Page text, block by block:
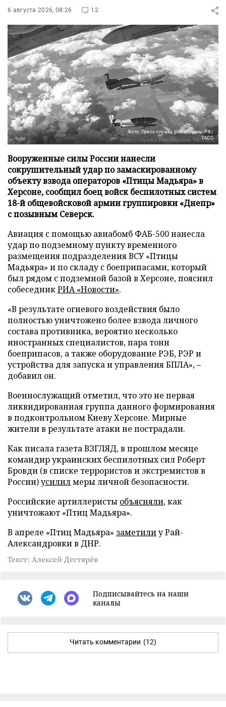
6 августа 2026, 08:26 12
Фото: Пресс-служба Минобороны РФ/
ТАСС
Вооруженные силы России нанесли
сокрушительный удар по замаскированному
объекту взвода операторов «Птицы Мадьяра» в
Херсоне, сообщил боец войск беспилотных систем
18-й общевойсковой армии группировки «Днепр»
с позывным Северск.
Авиация с помощью авиабомб ФАБ-500 нанесла
удар по подземному пункту временного
размещения подразделения ВСУ «Птицы
Мадьяра» и по складу с боеприпасами, который
был рядом с подземной базой в Херсоне, пояснил
собеседникРИА «Новости».
«В результате огневого воздействия было
полностью уничтожено более взвода личного
состава противника, вероятно несколько
иностранных специалистов, пара тонн
боеприпасов, а также оборудование РЭБ, РЭР и
устройства для запуска и управления БПЛА», –
добавил он.
Военнослужащий отметил, что это не первая
ликвидированная группа данного формирования
в подконтрольном Киеву Херсоне. Мирные
жители в результате атаки не пострадали.
Как писала газета ВЗГЛЯД, в прошлом месяце
командир украинских беспилотных сил Роберт
Бровди (в списке террористов и экстремистов в
России)усилилмеры личной безопасности.
Российские артиллеристы объясняли, как
уничтожают «Птиц Мадьяра».
В апреле «Птиц Мадьяра» заметилиу Рай-
Александровки в ДНР.
Текст: Алексей Дегтярёв
Подписывайтесь на наши
каналы
Читать комментарии (12)